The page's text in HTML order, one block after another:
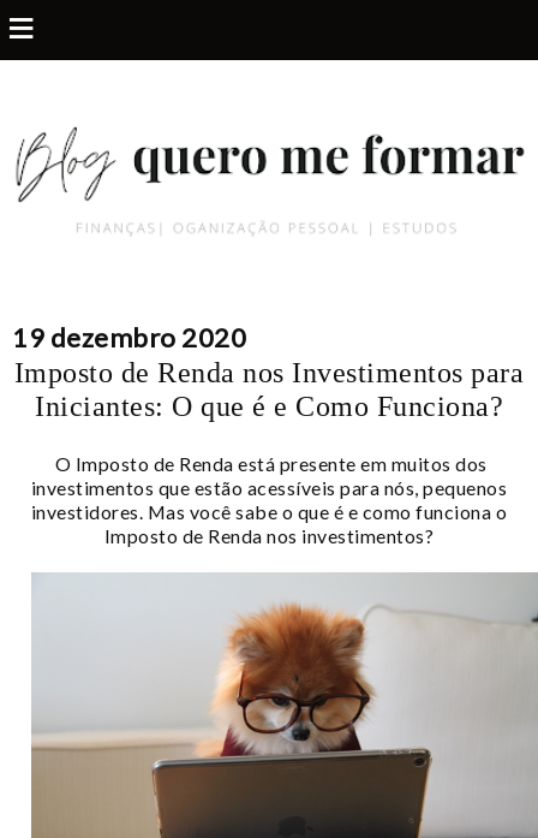
≡
19 dezembro 2020
Imposto de Renda nos Investimentos para
Iniciantes: O que é e Como Funciona?
O Imposto de Renda está presente em muitos dos
investimentos que estão acessíveis para nós, pequenos
investidores. Mas você sabe o que é e como funciona o
Imposto de Renda nos investimentos?